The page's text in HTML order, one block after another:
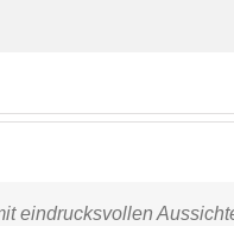
eindrucksvollen